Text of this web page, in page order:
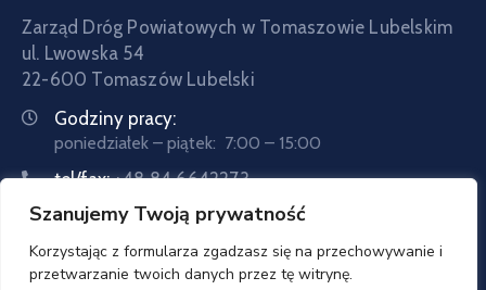
Szanujemy Twoją prywatność
Korzystając z formularza zgadzasz się na przechowywanie i
przetwarzanie twoich danych przez tę witrynę.
Zarząd Dróg Powiatowych w Tomaszowie Lubelskim
ul. Lwowska 54
22-600 Tomaszów Lubelski
Godziny pracy:
poniedziałek – piątek: 7:00 – 15:00
tel/fax:+48 84 6642273
tel:+48 84 6642057
Email:sekretariat@zdptomaszow.pl